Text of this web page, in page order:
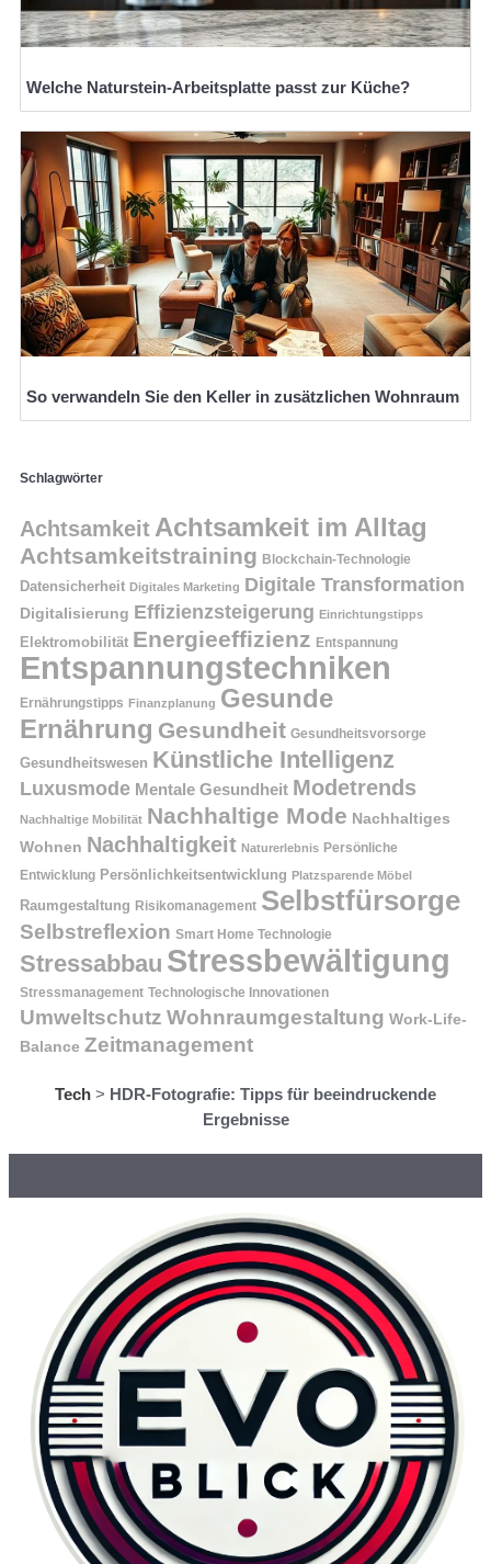
Welche Naturstein-Arbeitsplatte passt zur Küche?
So verwandeln Sie den Keller in zusätzlichen Wohnraum
Schlagwörter
Achtsamkeit Achtsamkeit im Alltag
Achtsamkeitstraining Blockchain-Technologie
Datensicherheit Digitales Marketing Digitale Transformation
Digitalisierung Effizienzsteigerung Einrichtungstipps
Elektromobilität Energieeffizienz Entspannung
Entspannungstechniken
Ernährungstipps Finanzplanung Gesunde
Ernährung Gesundheit Gesundheitsvorsorge
Gesundheitswesen Künstliche Intelligenz
Luxusmode Mentale Gesundheit Modetrends
Nachhaltige Mobilität Nachhaltige Mode Nachhaltiges
Wohnen Nachhaltigkeit Naturerlebnis Persönliche
Entwicklung Persönlichkeitsentwicklung Platzsparende Möbel
Raumgestaltung Risikomanagement Selbstfürsorge
Selbstreflexion Smart Home Technologie
Stressabbau Stressbewältigung
Stressmanagement Technologische Innovationen
Umweltschutz Wohnraumgestaltung Work-Life-
Balance Zeitmanagement
Tech > HDR-Fotografie: Tipps für beeindruckende
Ergebnisse